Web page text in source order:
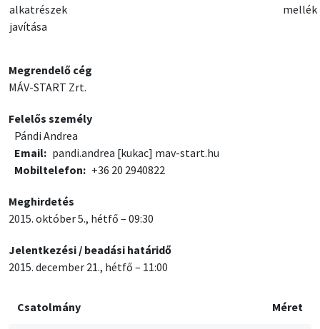
alkatrészek
javítása
mellék
Megrendelő cég
MÁV-START Zrt.
Felelős személy
Pándi Andrea
Email
pandi.andrea [kukac] mav-start.hu
Mobiltelefon
+36 20 2940822
Meghirdetés
2015. október 5., hétfő – 09:30
Jelentkezési / beadási határidő
2015. december 21., hétfő – 11:00
Csatolmány Méret